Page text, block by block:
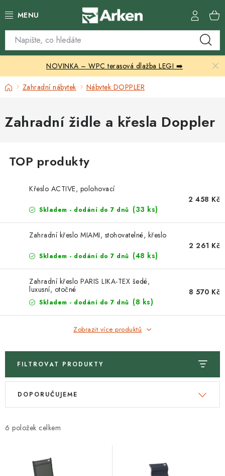
na
Skleníky
Zahradní přístřešky
Grily a ohniště
NOVINKA – WPC terasová dlažba LEGI ➡️
DomůZahradní nábytek Nábytek DOPPLER
Zahradní židle a křesla Doppler
Křeslo ACTIVE, polohovací
Skladem - dodání do 7 dnů (33 ks)
2 458 Kč
Zahradní křeslo MIAMI, stohovatelné, křeslo
Skladem - dodání do 7 dnů (48 ks)
2 261 Kč
Zahradní křeslo PARIS LIKA-TEX šedé,
luxusní, otočné
Skladem - dodání do 7 dnů (8 ks)
8 570 Kč
Zobrazit více produktů
FILTROVAT PRODUKTY
V
i
6
Ř
e
DOPORUČUJEME